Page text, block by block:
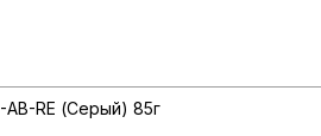
RE (Серый) 85г